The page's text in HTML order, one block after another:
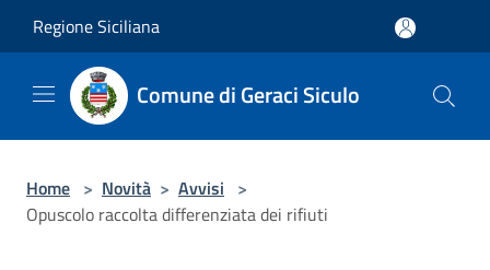
Regione Siciliana
Comune di Geraci Siculo
Home > Novità > Avvisi >
Opuscolo raccolta differenziata dei rifiuti